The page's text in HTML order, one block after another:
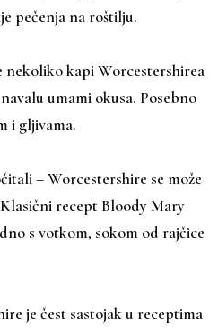
pečenja na roštilju.
nekoliko kapi Worcestershirea
umami okusa. Posebno
i gljivama.
– Worcestershire se može
recept Bloody Mary
s votkom, sokom od rajčice
je čest sastojak u receptima